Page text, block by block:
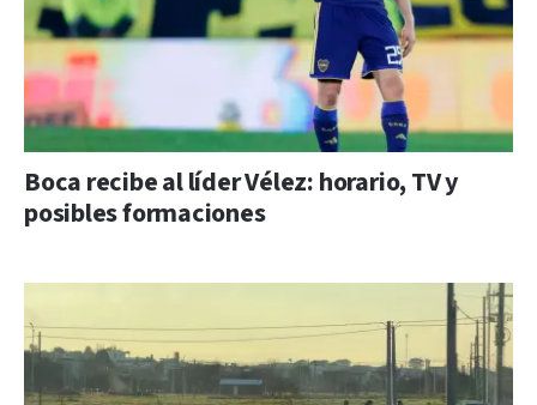
Boca recibe al líder Vélez: horario, TV y
posibles formaciones